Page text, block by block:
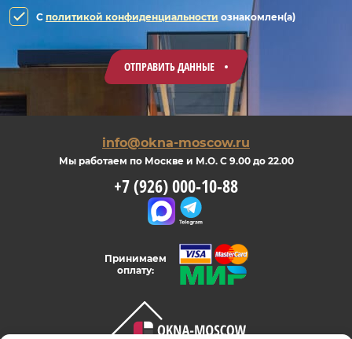
C политикой конфиденциальности ознакомлен(а)
ОТПРАВИТЬ ДАННЫЕ
Принимаем
оплату:
info@okna-moscow.ru
Мы работаем по Москве и М.О. С 9.00 до 22.00
+7 (926) 000-10-88